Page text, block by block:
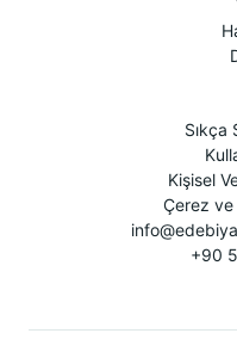
Sıkça
Kişisel
Çerez ve
+90